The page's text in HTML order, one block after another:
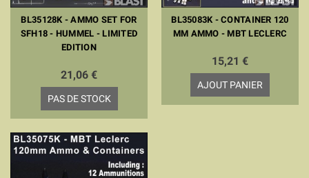
BL35128K - AMMO SET FOR
SFH18 - HUMMEL - LIMITED
EDITION
21,06 €
PAS DE STOCK
BL35083K - CONTAINER 120
MM AMMO - MBT LECLERC
15,21 €
AJOUT PANIER